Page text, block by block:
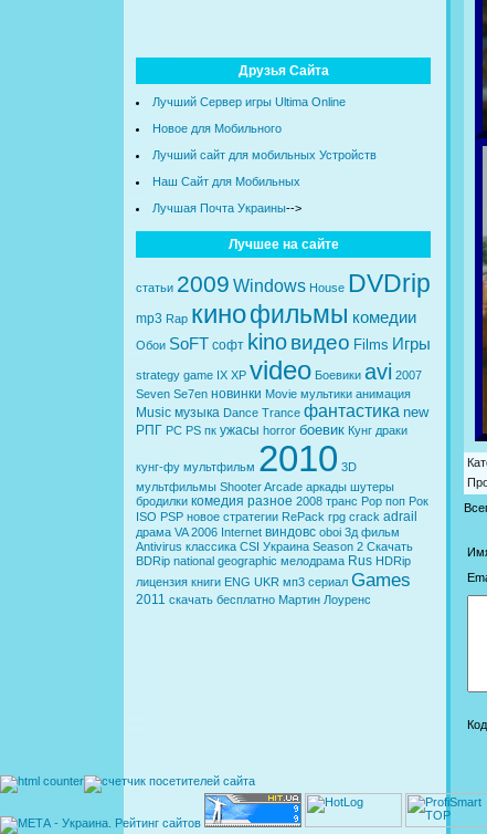
Друзья Сайта
Лучший Сервер игры Ultima Online
Новое для Мобильного
Лучший сайт для мобильных Устройств
Наш Сайт для Мобильных
Лучшая Почта Украины-->
Лучшее на сайте
статьи 2009 Windows House DVDrip
mp3 Rap кинофильмы комедии
Обои SoFT софт kinoвидео Films Игры
strategy game IX XP video Боевики avi 2007
Seven Se7en новинки Movie мультики анимация
Music музыка Dance Trance фантастика new
РПГ PC PS пк ужасы horror боевик Кунг драки
кунг-фу мультфильм 2010 3D
мультфильмы ShooterArcade аркады шутеры
бродилки комедия разное 2008 транс Pop поп Рок
ISO PSP новое стратегии RePack rpg crack adrail
драма VA 2006 Internet виндовс oboi 3д фильм
Antivirus классика CSI Украина Season 2 Скачать
BDRip national geographic мелодрама Rus HDRip
лицензия книги ENG UKR мп3 сериал Games
2011 скачать бесплатно Мартин Лоуренс